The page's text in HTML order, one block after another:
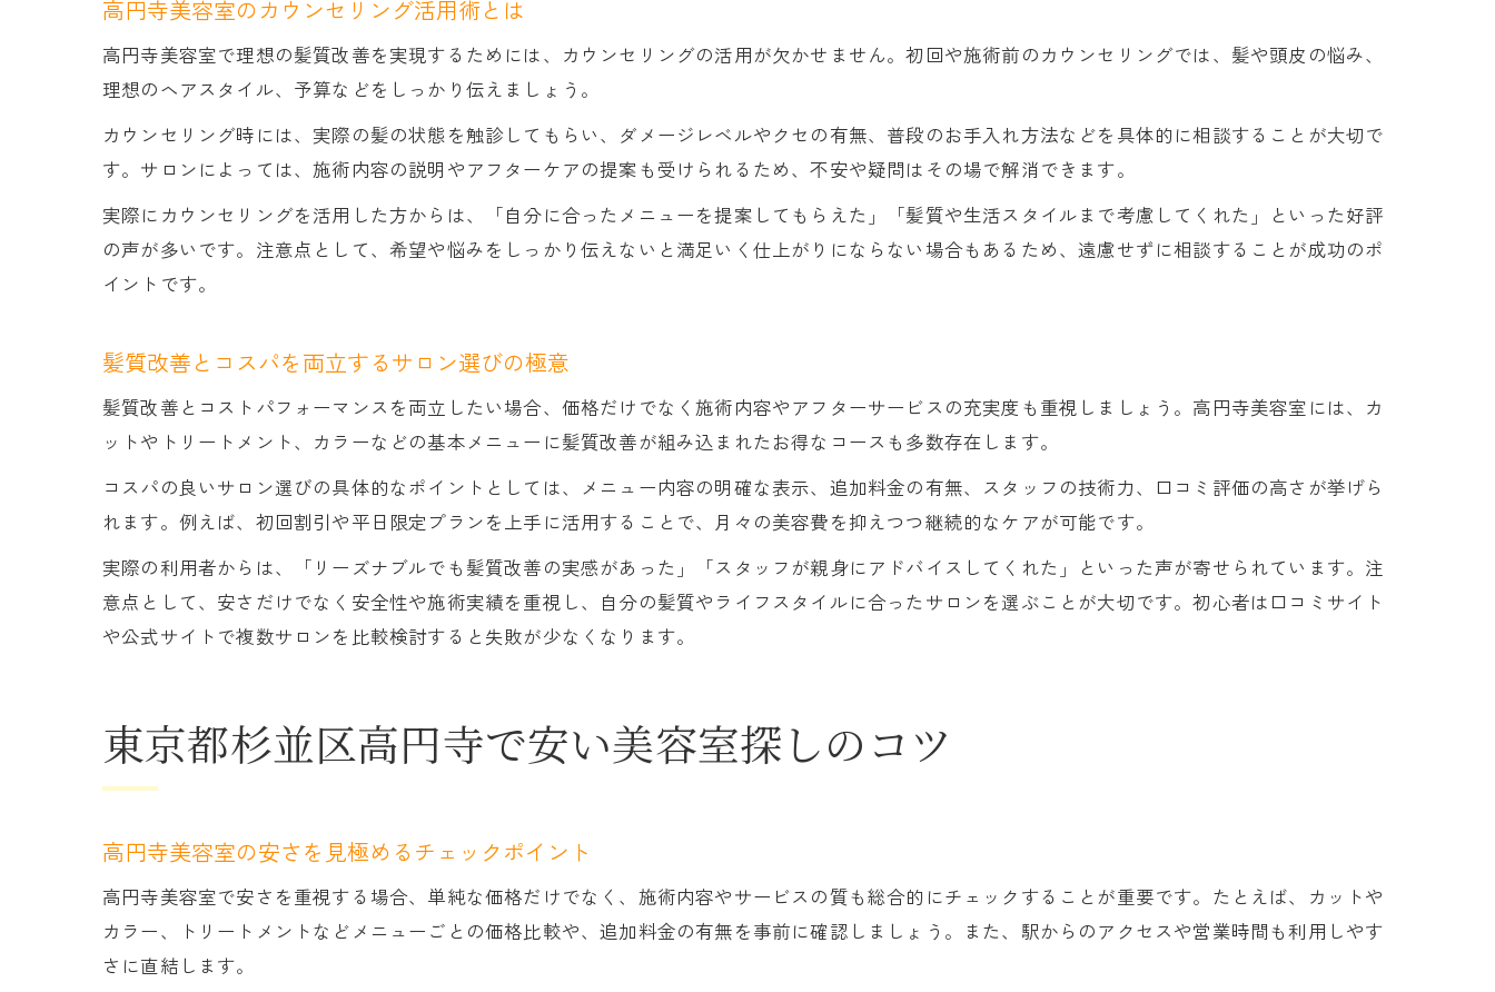
高円寺美容室のカウンセリング活用術とは
高円寺美容室で理想の髪質改善を実現するためには、カウンセリングの活用が欠かせません。初回や施術前のカウンセリングでは、髪や頭皮の悩み、
理想のヘアスタイル、予算などをしっかり伝えましょう。
カウンセリング時には、実際の髪の状態を触診してもらい、ダメージレベルやクセの有無、普段のお手入れ方法などを具体的に相談することが大切で
す。サロンによっては、施術内容の説明やアフターケアの提案も受けられるため、不安や疑問はその場で解消できます。
実際にカウンセリングを活用した方からは、「自分に合ったメニューを提案してもらえた」「髪質や生活スタイルまで考慮してくれた」といった好評
の声が多いです。注意点として、希望や悩みをしっかり伝えないと満足いく仕上がりにならない場合もあるため、遠慮せずに相談することが成功のポ
イントです。
髪質改善とコスパを両立するサロン選びの極意
髪質改善とコストパフォーマンスを両立したい場合、価格だけでなく施術内容やアフターサービスの充実度も重視しましょう。高円寺美容室には、カ
ットやトリートメント、カラーなどの基本メニューに髪質改善が組み込まれたお得なコースも多数存在します。
コスパの良いサロン選びの具体的なポイントとしては、メニュー内容の明確な表示、追加料金の有無、スタッフの技術力、口コミ評価の高さが挙げら
れます。例えば、初回割引や平日限定プランを上手に活用することで、月々の美容費を抑えつつ継続的なケアが可能です。
実際の利用者からは、「リーズナブルでも髪質改善の実感があった」「スタッフが親身にアドバイスしてくれた」といった声が寄せられています。注
意点として、安さだけでなく安全性や施術実績を重視し、自分の髪質やライフスタイルに合ったサロンを選ぶことが大切です。初心者は口コミサイト
や公式サイトで複数サロンを比較検討すると失敗が少なくなります。
東京都杉並区高円寺で安い美容室探しのコツ
高円寺美容室の安さを見極めるチェックポイント
高円寺美容室で安さを重視する場合、単純な価格だけでなく、施術内容やサービスの質も総合的にチェックすることが重要です。たとえば、カットや
カラー、トリートメントなどメニューごとの価格比較や、追加料金の有無を事前に確認しましょう。また、駅からのアクセスや営業時間も利用しやす
さに直結します。